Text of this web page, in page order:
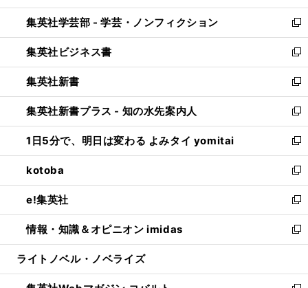
開
く
ウ
で
開
く
ン
ド
ウ
で
開
く
ウ
ィ
ン
ド
ウ
で
開
く
集英社学芸部 - 学芸・ノンフィクション
新
し
い
ウ
ィ
ン
ド
ウ
で
開
く
集英社ビジネス書
新
し
い
ウ
ィ
ン
ド
ウ
で
開
く
集英社新書
新
し
い
ウ
ィ
ン
ド
ウ
で
開
く
集英社新書プラス - 知の水先案内人
新
し
い
ウ
ィ
ン
ド
ウ
で
開
1日5分で、明日は変わる よみタイ yomitai
新
し
い
ウ
ィ
ン
ド
ウ
開
kotoba
新
し
い
ウ
ィ
ン
ウ
e!集英社
新
し
い
ウ
ン
情報・知識＆オピニオン imidas
新
し
ウ
ライトノベル・ノベライズ